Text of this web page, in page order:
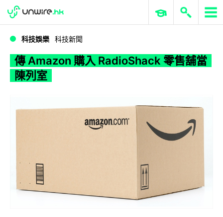
WWDC 2026 ERP 與商業 AI
科技娛樂 科技新聞
傳 Amazon 購入 RadioShack 零售舖當
陳列室